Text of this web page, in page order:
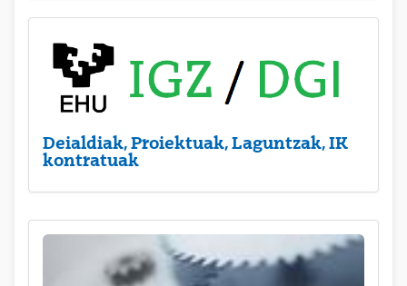
Deialdiak, Proiektuak, Laguntzak, IK
kontratuak